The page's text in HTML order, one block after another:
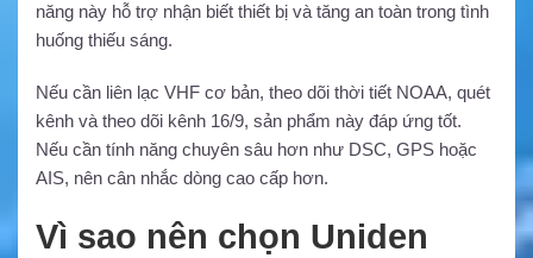
năng này hỗ trợ nhận biết thiết bị và tăng an toàn trong tình
huống thiếu sáng.
Nếu cần liên lạc VHF cơ bản, theo dõi thời tiết NOAA, quét
kênh và theo dõi kênh 16/9, sản phẩm này đáp ứng tốt.
Nếu cần tính năng chuyên sâu hơn như DSC, GPS hoặc
AIS, nên cân nhắc dòng cao cấp hơn.
Vì sao nên chọn Uniden